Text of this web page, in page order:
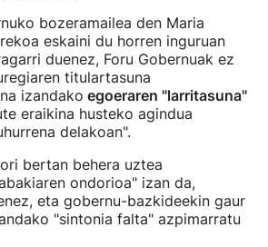
bozeramailea den Maria
eskaini du horren inguruan
duenez, Foru Gobernuak ez
titulartasuna
izandako egoeraren "larritasuna"
eraikina husteko agindua
delakoan".
bertan behera uztea
ondorioa" izan da,
eta gobernu-bazkideekin gaur
"sintonia falta" azpimarratu